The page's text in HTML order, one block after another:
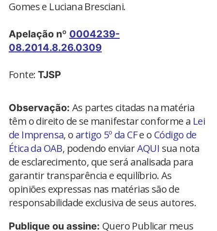
Gomes e Luciana Bresciani.
Apelação nº 0004239-
08.2014.8.26.0309
Fonte: TJSP
Observação: As partes citadas na matéria
têm o direito de se manifestar conforme a Lei
de Imprensa, o artigo 5º da CFe o Código de
Ética da OAB, podendo enviarAQUI sua nota
de esclarecimento, que será analisada para
garantir transparência e equilíbrio. As
opiniões expressas nas matérias são de
responsabilidade exclusiva de seus autores.
Publique ou assine: Quero Publicar meus